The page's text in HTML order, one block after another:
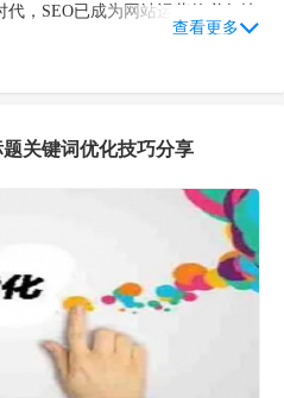
，SEO已成为网站运营的必备技
查看更多
关键词优化技巧分享